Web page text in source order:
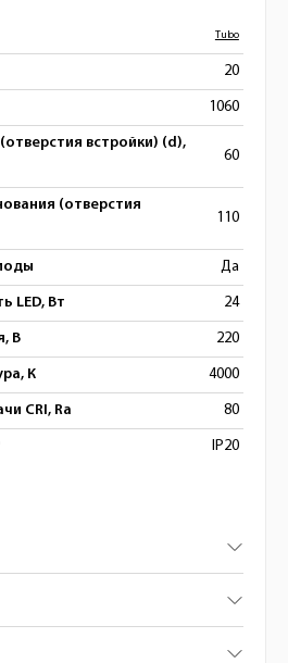
Tubo
20
1060
встройки) (d),
60
(отверстия
110
Да
LED, Вт 24
В 220
К 4000
CRI, Ra 80
IP20